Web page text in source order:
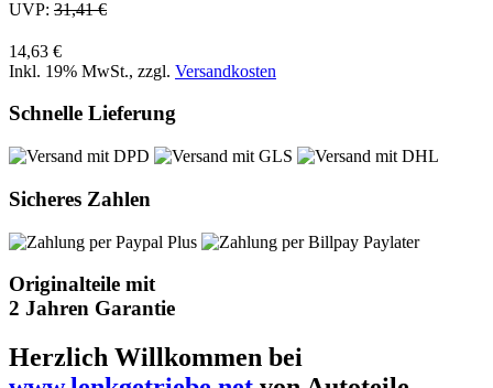
UVP: 31,41 €
14,63 €
Inkl. 19% MwSt., zzgl. Versandkosten
Schnelle Lieferung
Sicheres Zahlen
Originalteile mit
2 Jahren Garantie
Herzlich Willkommen bei